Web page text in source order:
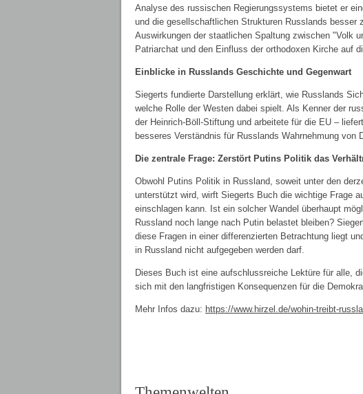
Analyse des russischen Regierungssystems bietet er
und die gesellschaftlichen Strukturen Russlands besser
Auswirkungen der staatlichen Spaltung zwischen "Volk
Patriarchat und den Einfluss der orthodoxen Kirche auf
Einblicke in Russlands Geschichte und Gegenwart
Siegerts fundierte Darstellung erklärt, wie Russlands
welche Rolle der Westen dabei spielt. Als Kenner der
der Heinrich-Böll-Stiftung und arbeitete für die EU –
besseres Verständnis für Russlands Wahrnehmung
Die zentrale Frage: Zerstört Putins Politik das
Obwohl Putins Politik in Russland, soweit unter den
unterstützt wird, wirft Siegerts Buch die wichtige Frage
einschlagen kann. Ist ein solcher Wandel überhaupt
Russland noch lange nach Putin belastet bleiben?
diese Fragen in einer differenzierten Betrachtung liegt
in Russland nicht aufgegeben werden darf.
Dieses Buch ist eine aufschlussreiche Lektüre für alle,
sich mit den langfristigen Konsequenzen für die
Mehr Infos dazu: https://www.hirzel.de/wohin-treibt-